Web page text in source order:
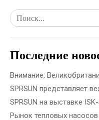
Последние